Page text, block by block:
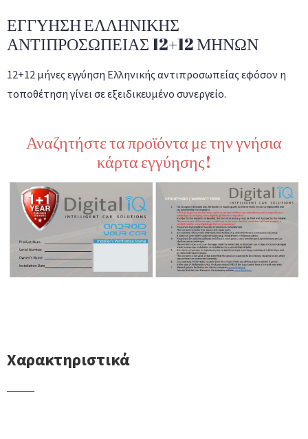
ΕΓΓΥΗΣΗ ΕΛΛΗΝΙΚΗΣ
ΑΝΤΙΠΡΟΣΩΠΕΙΑΣ 12+12 ΜΗΝΩΝ
12+12 μήνες εγγύηση Ελληνικής αντιπροσωπείας εφόσον η
τοποθέτηση γίνει σε εξειδικευμένο συνεργείο.
Αναζητήστε τα προϊόντα με την γνήσια
κάρτα εγγύησης!
Χαρακτηριστικά